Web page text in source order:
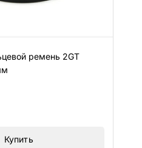
ремень 2GT
Купить